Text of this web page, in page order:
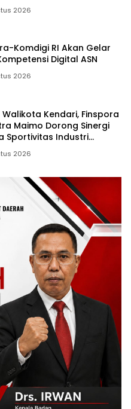
2026
Komdigi RI Akan Gelar
Digital ASN
2026
Walikota Kendari, Finspora
Maimo Dorong Sinergi
Sportivitas Industri
2026